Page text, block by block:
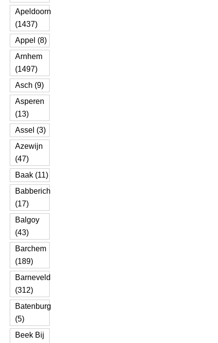
Apeldoorn
(1437)
Appel (8)
Arnhem
(1497)
Asch (9)
Asperen
(13)
Assel (3)
Azewijn
(47)
Baak (11)
Babberich
(17)
Balgoy
(43)
Barchem
(189)
Barneveld
(312)
Batenburg
(5)
Beek Bij